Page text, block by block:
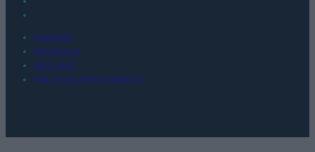
KONTAKT
REDAKCJA
REKLAMA
POLITYKA PRYWATNOŚCI